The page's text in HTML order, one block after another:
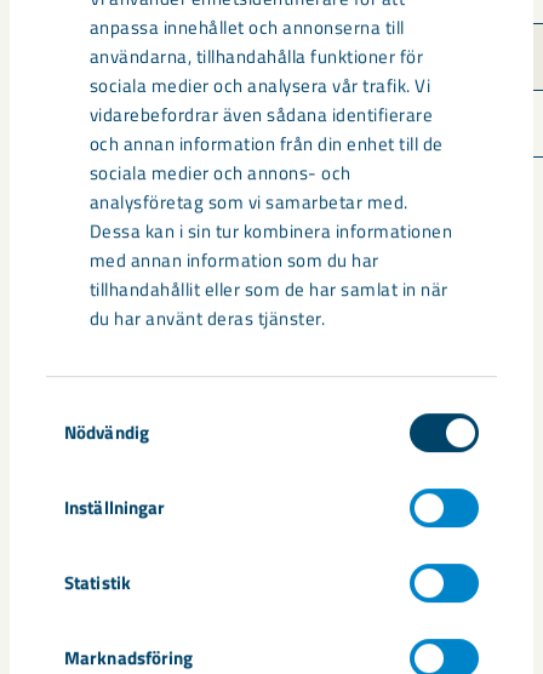
anpassa innehållet och annonserna till
användarna, tillhandahålla funktioner för
sociala medier och analysera vår trafik. Vi
vidarebefordrar även sådana identifierare
och annan information från din enhet till de
sociala medier och annons- och
analysföretag som vi samarbetar med.
Dessa kan i sin tur kombinera informationen
med annan information som du har
tillhandahållit eller som de har samlat in när
du har använt deras tjänster.
Nödvändig
Inställningar
Statistik
Marknadsföring
Sagoslingan 21-T 0,80
Amorstigen 14-V 0,75